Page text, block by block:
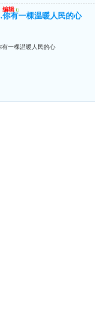
编辑 u
你有一棵温暖人民的心
有一棵温暖人民的心